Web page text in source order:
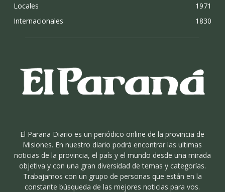
Locales
1971
Internacionales
1830
El Parana Diario es un periódico online de la provincia de
Misiones. En nuestro diario podrá encontrar las ultimas
noticias de la provincia, el país y el mundo desde una mirada
objetiva y con una gran diversidad de temas y categorías.
Trabajamos con un grupo de personas que están en la
constante búsqueda de las mejores noticias para vos.